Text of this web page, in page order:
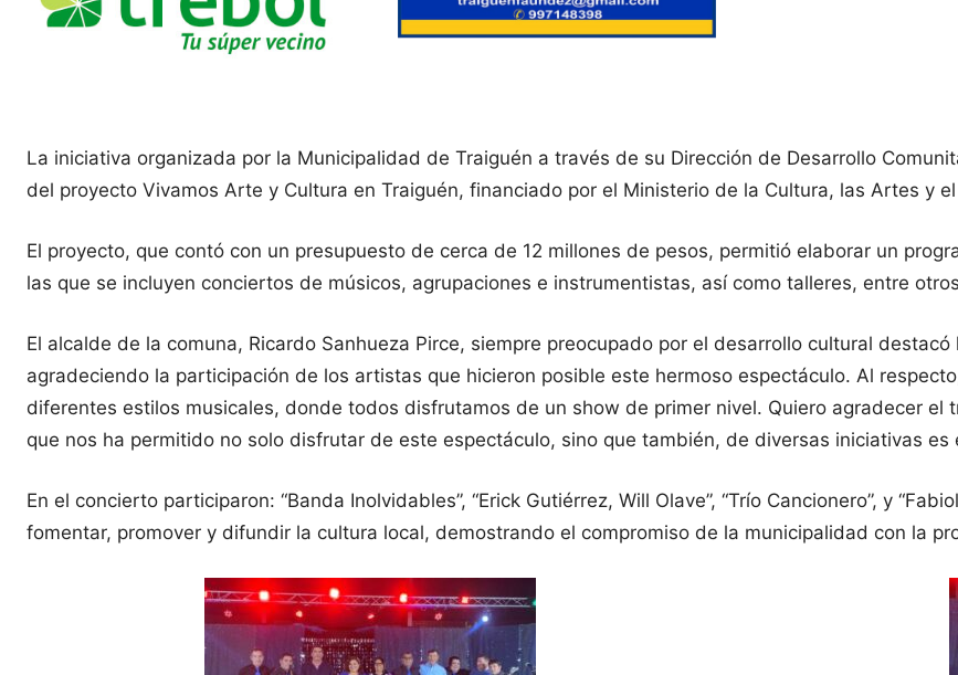
La iniciativa organizada por la Municipalidad de Traiguén a través de su Dirección de Desarrollo
del proyecto Vivamos Arte y Cultura en Traiguén, financiado por el Ministerio de la Cultura, las Artes y
El proyecto, que contó con un presupuesto de cerca de 12 millones de pesos, permitió elaborar un
las que se incluyen conciertos de músicos, agrupaciones e instrumentistas, así como talleres, entre
El alcalde de la comuna, Ricardo Sanhueza Pirce, siempre preocupado por el desarrollo cultural
agradeciendo la participación de los artistas que hicieron posible este hermoso espectáculo. Al
diferentes estilos musicales, donde todos disfrutamos de un show de primer nivel. Quiero agradecer
que nos ha permitido no solo disfrutar de este espectáculo, sino que también, de diversas iniciativas es
En el concierto participaron: “Banda Inolvidables”, “Erick Gutiérrez, Will Olave”, “Trío Cancionero”, y
fomentar, promover y difundir la cultura local, demostrando el compromiso de la municipalidad con la